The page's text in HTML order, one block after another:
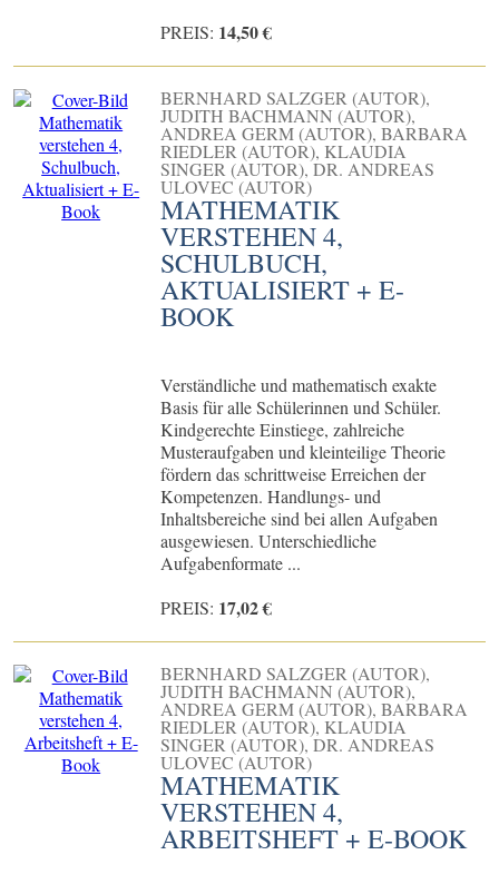
PREIS: 14,50 €
BERNHARD SALZGER (AUTOR),
JUDITH BACHMANN (AUTOR),
ANDREA GERM (AUTOR), BARBARA
RIEDLER (AUTOR), KLAUDIA
SINGER (AUTOR), DR. ANDREAS
ULOVEC (AUTOR)
MATHEMATIK
VERSTEHEN 4,
SCHULBUCH,
AKTUALISIERT + E-
BOOK
Verständliche und mathematisch exakte
Basis für alle Schülerinnen und Schüler.
Kindgerechte Einstiege, zahlreiche
Musteraufgaben und kleinteilige Theorie
fördern das schrittweise Erreichen der
Kompetenzen. Handlungs- und
Inhaltsbereiche sind bei allen Aufgaben
ausgewiesen. Unterschiedliche
Aufgabenformate ...
PREIS: 17,02 €
BERNHARD SALZGER (AUTOR),
JUDITH BACHMANN (AUTOR),
ANDREA GERM (AUTOR), BARBARA
RIEDLER (AUTOR), KLAUDIA
SINGER (AUTOR), DR. ANDREAS
ULOVEC (AUTOR)
MATHEMATIK
VERSTEHEN 4,
ARBEITSHEFT + E-BOOK